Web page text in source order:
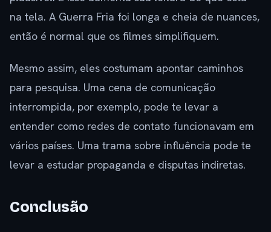
na tela. A Guerra Fria foi longa e cheia de nuances,
então é normal que os filmes simplifiquem.
Mesmo assim, eles costumam apontar caminhos
para pesquisa. Uma cena de comunicação
interrompida, por exemplo, pode te levar a
entender como redes de contato funcionavam em
vários países. Uma trama sobre influência pode te
levar a estudar propaganda e disputas indiretas.
Conclusão